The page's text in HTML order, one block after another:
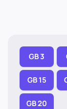
3 GB
15 GB
20 GB